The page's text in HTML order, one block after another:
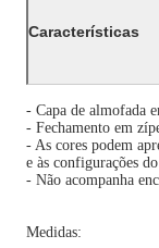
Características
- Capa de almofada
- Fechamento em
- As cores podem
e às configurações
- Não acompanha
Medidas: